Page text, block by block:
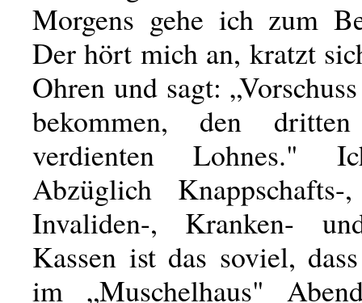
Morgens gehe ich zum
Der hört mich an, kratzt
Ohren und sagt:
bekommen, den
verdienten Lohnes."
Abzüglich Knappschafts-
Invaliden-, Kranken-
Kassen ist das soviel,
im „Muschelhaus"